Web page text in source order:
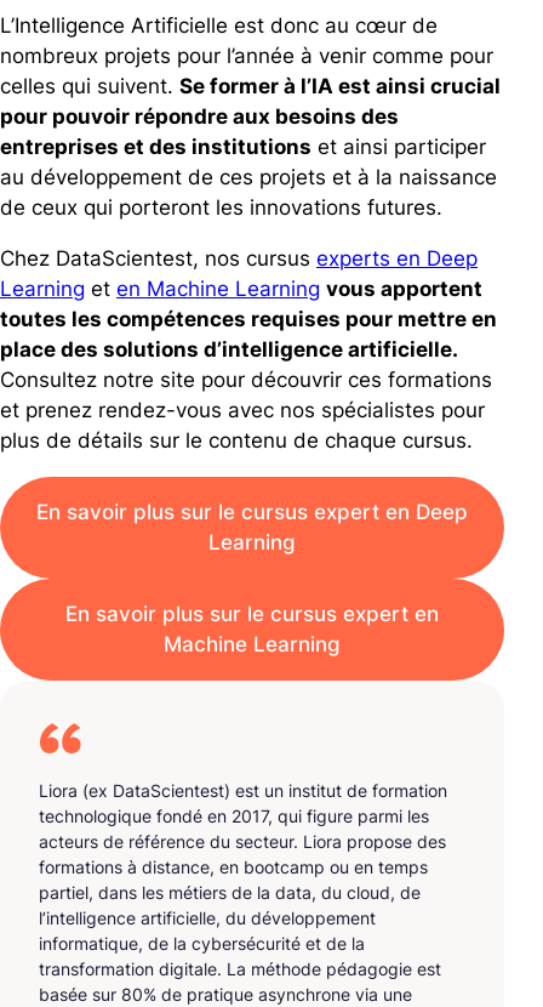
L’Intelligence Artificielle est donc au cœur de
nombreux projets pour l’année à venir comme pour
celles qui suivent. Se former à l’IA est ainsi crucial
pour pouvoir répondre aux besoins des
entreprises et des institutions et ainsi participer
au développement de ces projets et à la naissance
de ceux qui porteront les innovations futures.
Chez DataScientest, nos cursus experts en Deep
Learning et en Machine Learning vous apportent
toutes les compétences requises pour mettre en
place des solutions d’intelligence artificielle.
Consultez notre site pour découvrir ces formations
et prenez rendez-vous avec nos spécialistes pour
plus de détails sur le contenu de chaque cursus.
En savoir plus sur le cursus expert en Deep
Learning
En savoir plus sur le cursus expert en
Machine Learning
Liora (ex DataScientest) est un institut de formation
technologique fondé en 2017, qui figure parmi les
acteurs de référence du secteur. Liora propose des
formations à distance, en bootcamp ou en temps
partiel, dans les métiers de la data, du cloud, de
l’intelligence artificielle, du développement
informatique, de la cybersécurité et de la
transformation digitale. La méthode pédagogie est
basée sur 80% de pratique asynchrone via une